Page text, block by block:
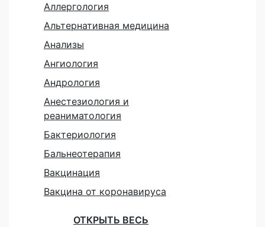
Аллергология
Альтернативная медицина
Анализы
Ангиология
Андрология
Анестезиология и
реаниматология
Бактериология
Бальнеотерапия
Вакцинация
Вакцина от коронавируса
ОТКРЫТЬ ВЕСЬ